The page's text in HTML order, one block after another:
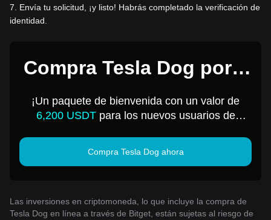
7
Envía tu solicitud, ¡y listo! Habrás completado la verificación de
identidad.
Compra Tesla Dog por 1
¡Un paquete de bienvenida con un valor de
6,200 USDTpara los nuevos usuarios de
Compra Tesla Dog ahora
Las inversiones en criptomoneda, lo que incluye la compra de
Tesla Dog en línea a través de Bitget, están sujetas al riesgo de